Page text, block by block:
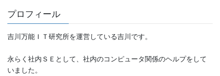
プロフィール
吉川万能ＩＴ研究所を運営している吉川です。
永らく社内ＳＥとして、社内のコンピュータ関係のヘルプをして
いました。